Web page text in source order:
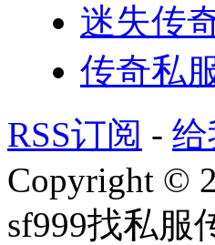
迷失传
传奇私
RSS订阅 -
Copyright ©
sf999找私服